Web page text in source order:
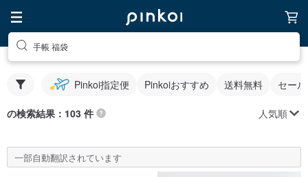
手帳 福袋
Pinkoi指定便 Pinkoiおすすめ 送料無料 セー
の検索結果：103 件 人気順
一部自動翻訳されています